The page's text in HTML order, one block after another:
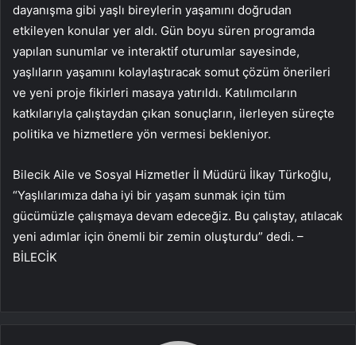
dayanışma gibi yaşlı bireylerin yaşamını doğrudan
etkileyen konular yer aldı. Gün boyu süren programda
yapılan sunumlar ve interaktif oturumlar sayesinde,
yaşlıların yaşamını kolaylaştıracak somut çözüm önerileri
ve yeni proje fikirleri masaya yatırıldı. Katılımcıların
katkılarıyla çalıştaydan çıkan sonuçların, ilerleyen süreçte
politika ve hizmetlere yön vermesi bekleniyor.
Bilecik Aile ve Sosyal Hizmetler İl Müdürü İlkay Türkoğlu,
“Yaşlılarımıza daha iyi bir yaşam sunmak için tüm
gücümüzle çalışmaya devam edeceğiz. Bu çalıştay, atılacak
yeni adımlar için önemli bir zemin oluşturdu” dedi. –
BİLECİK